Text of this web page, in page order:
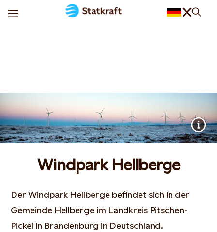
Windpark Hellberge
Der Windpark Hellberge befindet sich in der
Gemeinde Hellberge im Landkreis Pitschen-
Pickel in Brandenburg in Deutschland.